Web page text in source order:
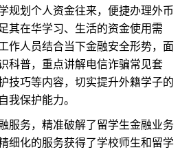
规划个人资金往来，便捷办理外币
其在华学习、生活的资金使用需
作人员结合当下金融安全形势，面
科普，重点讲解电信诈骗常见套
技巧等内容，切实提升外籍学子的
我保护能力。
务，精准破解了留学生金融业务
细化的服务获得了学校师生和留学